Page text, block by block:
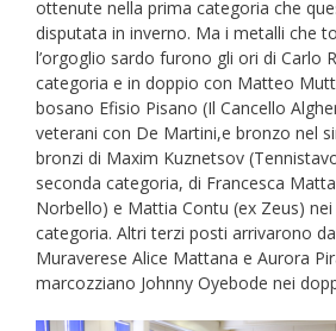
ottenute nella prima categoria che
disputata in inverno. Ma i metalli che
l’orgoglio sardo furono gli ori di Carlo
categoria e in doppio con Matteo
bosano Efisio Pisano (Il Cancello
veterani con De Martini,e bronzo nel
bronzi di Maxim Kuznetsov
seconda categoria, di Francesca
Norbello) e Mattia Contu (ex Zeus)
categoria. Altri terzi posti arrivarono
Muraverese Alice Mattana e Aurora
marcozziano Johnny Oyebode nei